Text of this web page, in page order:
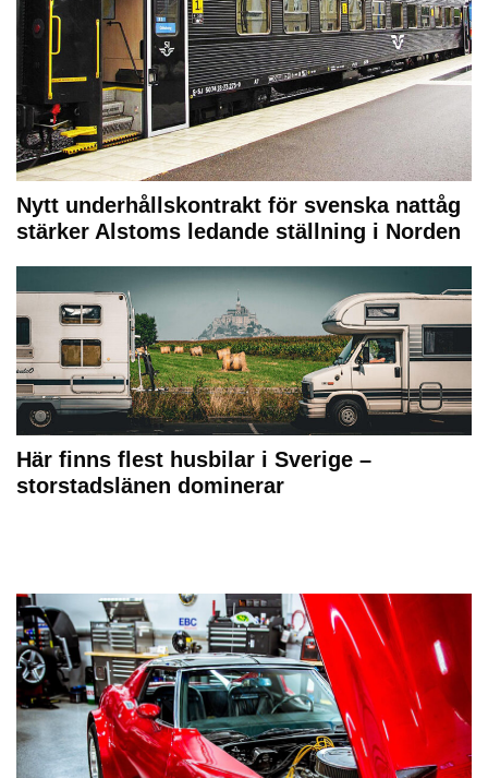
Nytt underhållskontrakt för svenska nattåg
stärker Alstoms ledande ställning i Norden
Här finns flest husbilar i Sverige –
storstadslänen dominerar